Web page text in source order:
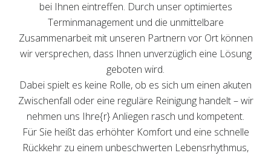
bei Ihnen eintreffen. Durch unser optimiertes
Terminmanagement und die unmittelbare
Zusammenarbeit mit unseren Partnern vor Ort können
wir versprechen, dass Ihnen unverzüglich eine Lösung
geboten wird.
Dabei spielt es keine Rolle, ob es sich um einen akuten
Zwischenfall oder eine reguläre Reinigung handelt – wir
nehmen uns Ihre{r} Anliegen rasch und kompetent.
Für Sie heißt das erhöhter Komfort und eine schnelle
Rückkehr zu einem unbeschwerten Lebensrhythmus,